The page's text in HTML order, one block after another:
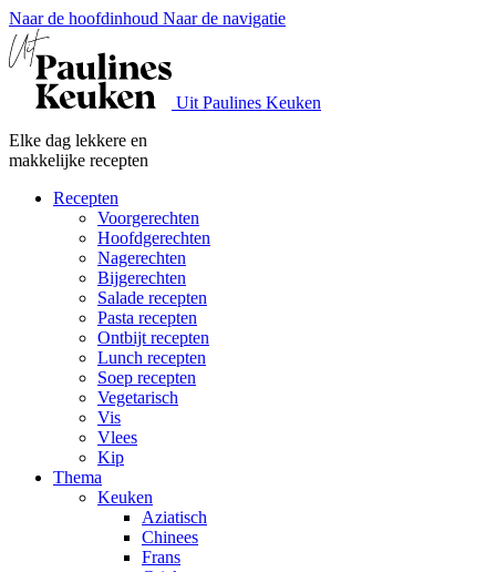
Naar de hoofdinhoud Naar de navigatie
Uit Paulines Keuken
Elke dag lekkere en
makkelijke recepten
Recepten
Voorgerechten
Hoofdgerechten
Nagerechten
Bijgerechten
Salade recepten
Pasta recepten
Ontbijt recepten
Lunch recepten
Soep recepten
Vegetarisch
Vis
Vlees
Kip
Thema
Keuken
Aziatisch
Chinees
Frans